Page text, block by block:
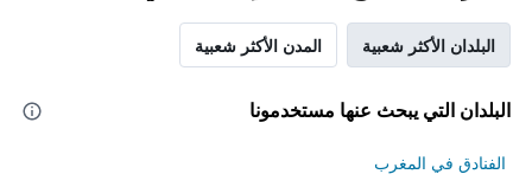
البلدان الأكثر شعبية المدن الأكثر شعبية
البلدان التي يبحث عنها مستخدمونا
الفنادق في المغرب